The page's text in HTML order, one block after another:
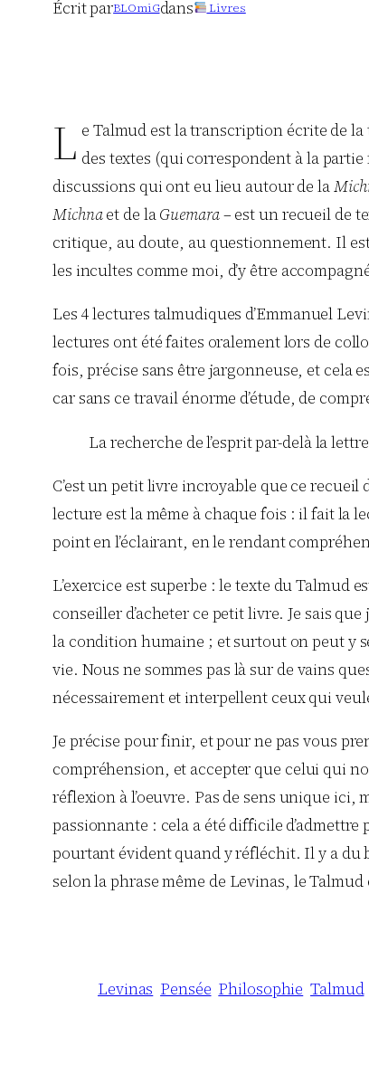
Écrit parBLOmiGdans Livres
L e Talmud est la transcription écrite de
des textes (qui correspondent à la
discussions qui ont eu lieu autour de la
Michnaet de laGuemara– est un recueil de
critique, au doute, au questionnement. Il
les incultes comme moi, d’y être
Les 4 lectures talmudiques d’Emmanuel
lectures ont été faites oralement lors de
fois, précise sans être jargonneuse, et cela
car sans ce travail énorme d’étude, de
La recherche de l’esprit par-delà la
C’est un petit livre incroyable que ce
lecture est la même à chaque fois : il fait la
point en l’éclairant, en le rendant
L’exercice est superbe : le texte du
conseiller d’acheter ce petit livre. Je sais
la condition humaine ; et surtout on peut y
vie. Nous ne sommes pas là sur de vains
nécessairement et interpellent ceux qui
Je précise pour finir, et pour ne pas vous
compréhension, et accepter que celui qui
réflexion à l’oeuvre. Pas de sens unique
passionnante : cela a été difficile
pourtant évident quand y réfléchit. Il y a du
selon la phrase même de Levinas, le Talmud
Levinas Pensée Philosophie Talmud